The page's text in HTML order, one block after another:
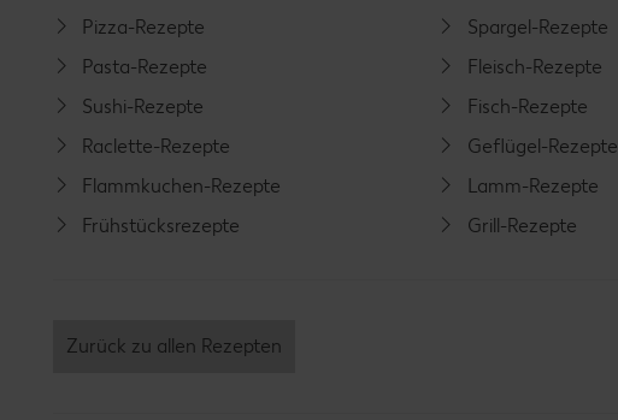
Pizza-Rezepte
Pasta-Rezepte
Sushi-Rezepte
Raclette-Rezepte
Flammkuchen-Rezepte
Frühstücksrezepte
Spargel-Rezepte
Fleisch-Rezepte
Fisch-Rezepte
Geflügel-Rezepte
Lamm-Rezepte
Grill-Rezepte
Zurück zu allen Rezepten